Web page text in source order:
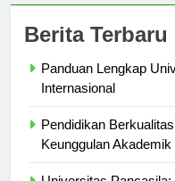
Panduan Lengkap
Pendidikan